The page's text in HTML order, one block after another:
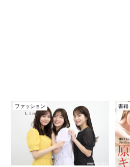
ファッション 書籍